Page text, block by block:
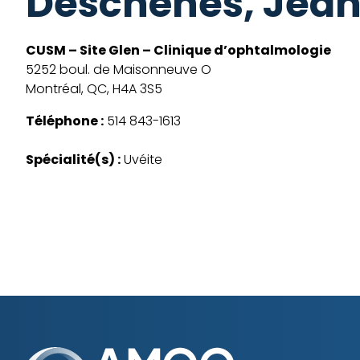
CUSM – Site Glen – Clinique d’ophtalmologie
5252 boul. de Maisonneuve O
Montréal, QC, H4A 3S5
Téléphone : 514 843-1613
Spécialité(s) :Uvéite